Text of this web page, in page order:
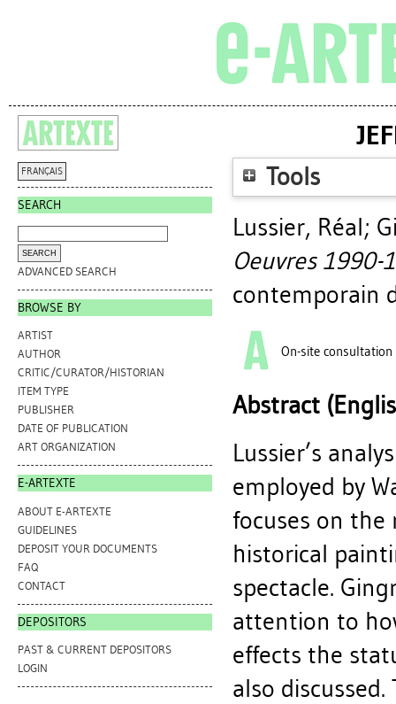
FRANÇAIS
SEARCH
ADVANCED SEARCH
BROWSE BY
ARTIST
AUTHOR
CRITIC/CURATOR/HISTORIAN
ITEM TYPE
PUBLISHER
DATE OF PUBLICATION
ART ORGANIZATION
E-ARTEXTE
ABOUT E-ARTEXTE
GUIDELINES
DEPOSIT YOUR DOCUMENTS
FAQ
CONTACT
DEPOSITORS
PAST & CURRENT DEPOSITORS
LOGIN
Tools
Lussier, Réal;
Oeuvres 1990-
contemporain
On-site consultation
Abstract
Lussier’s
employed by
focuses on
historical
spectacle.
attention to
effects the
also